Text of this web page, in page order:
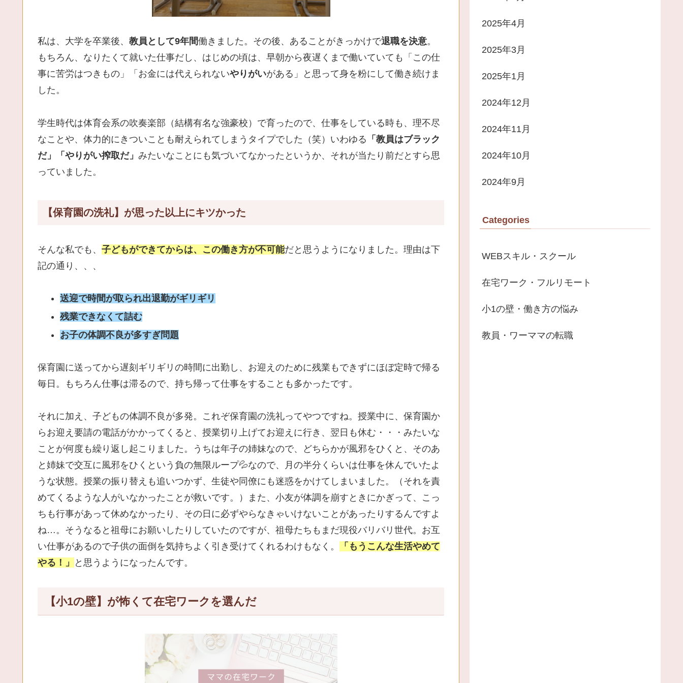
私は、大学を卒業後、 教員として9年間働きました。その後、あることがきっかけで退職を決意。
もちろん、なりたくて就いた仕事だし、はじめの頃は、早朝から夜遅くまで働いていても「この仕
事に苦労はつきもの」「お金には代えられないやりがいがある」と思って身を粉にして働き続けま
した。
学生時代は体育会系の吹奏楽部（結構有名な強豪校）で育ったので、仕事をしている時も、理不尽
なことや、体力的にきついことも耐えられてしまうタイプでした（笑）いわゆる 「教員はブラック
だ」
「やりがい搾取だ」 みたいなことにも気づいてなかったというか、それが当たり前だとすら思
っていました。
【保育園の洗礼】が思った以上にキツかった
そんな私でも、 子どもができてからは、この働き方が不可能だと思うようになりました。理由は下
記の通り、、、
送迎で時間が取られ出退勤がギリギリ
残業できなくて詰む
お子の体調不良が多すぎ問題
保育園に送ってから遅刻ギリギリの時間に出勤し、お迎えのために残業もできずにほぼ定時で帰る
毎日。もちろん仕事は滞るので、持ち帰って仕事をすることも多かったです。
それに加え、子どもの体調不良が多発。これぞ保育園の洗礼ってやつですね。授業中に、保育園か
らお迎え要請の電話がかかってくると、授業切り上げてお迎えに行き、翌日も休む・・・みたいな
ことが何度も繰り返し起こりました。うちは年子の姉妹なので、どちらかが風邪をひくと、そのあ
と姉妹で交互に風邪をひくという負の無限ループ💦なので、月の半分くらいは仕事を休んでいたよ
うな状態。授業の振り替えも追いつかず、生徒や同僚にも迷惑をかけてしまいました。（それを責
めてくるような人がいなかったことが救いです。）また、小友が体調を崩すときにかぎって、こっ
ちも行事があって休めなかったり、その日に必ずやらなきゃいけないことがあったりするんですよ
ね…。そうなると祖母にお願いしたりしていたのですが、祖母たちもまだ現役バリバリ世代。お互
い仕事があるので子供の面倒を気持ちよく引き受けてくれるわけもなく。
「もうこんな生活やめて
やる！」
と思うようになったんです。
【小1の壁】が怖くて在宅ワークを選んだ
2025年4月
2025年3月
2025年1月
2024年12月
2024年11月
2024年10月
2024年9月
Categories
WEBスキル・スクール
在宅ワーク・フルリモート
小1の壁・働き方の悩み
教員・ワーママの転職